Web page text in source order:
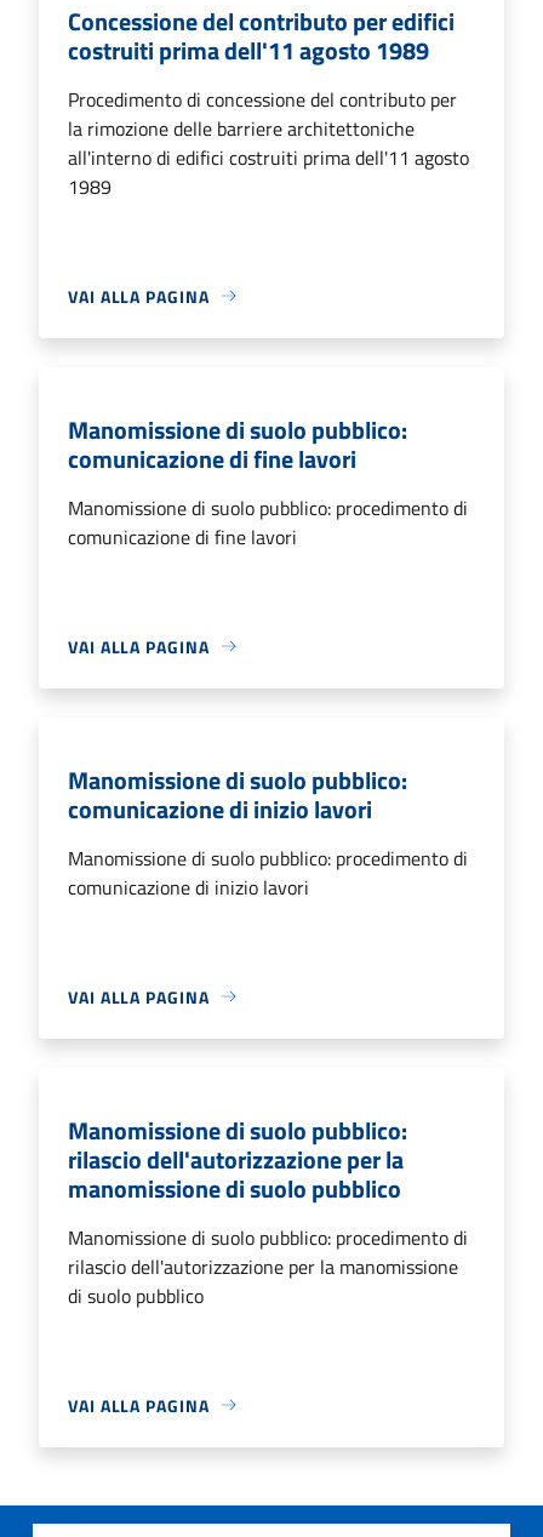
Concessione del contributo per edifici
costruiti prima dell'11 agosto 1989
Procedimento di concessione del contributo per
la rimozione delle barriere architettoniche
all'interno di edifici costruiti prima dell'11 agosto
1989
VAI ALLA PAGINA
Manomissione di suolo pubblico:
comunicazione di fine lavori
Manomissione di suolo pubblico: procedimento di
comunicazione di fine lavori
VAI ALLA PAGINA
Manomissione di suolo pubblico:
comunicazione di inizio lavori
Manomissione di suolo pubblico: procedimento di
comunicazione di inizio lavori
VAI ALLA PAGINA
Manomissione di suolo pubblico:
rilascio dell'autorizzazione per la
manomissione di suolo pubblico
Manomissione di suolo pubblico: procedimento di
rilascio dell'autorizzazione per la manomissione
di suolo pubblico
VAI ALLA PAGINA